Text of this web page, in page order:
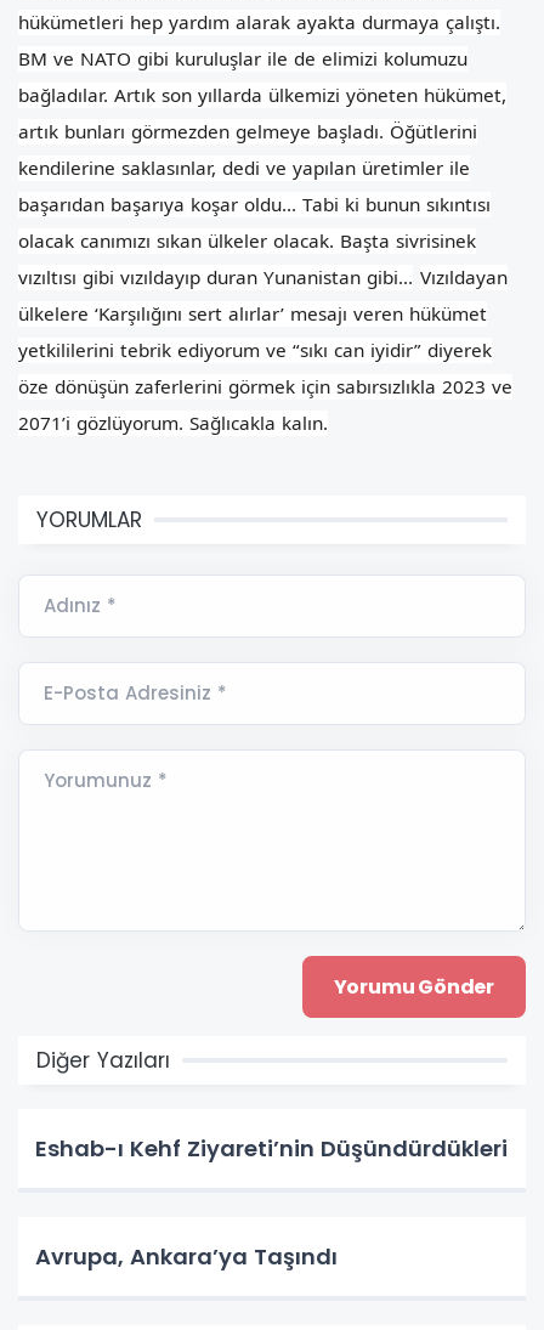
hükümetleri hep yardım alarak ayakta durmaya çalıştı.
BM ve NATO gibi kuruluşlar ile de elimizi kolumuzu
bağladılar. Artık son yıllarda ülkemizi yöneten hükümet,
artık bunları görmezden gelmeye başladı. Öğütlerini
kendilerine saklasınlar, dedi ve yapılan üretimler ile
başarıdan başarıya koşar oldu… Tabi ki bunun sıkıntısı
olacak canımızı sıkan ülkeler olacak. Başta sivrisinek
vızıltısı gibi vızıldayıp duran Yunanistan gibi… Vızıldayan
ülkelere ‘Karşılığını sert alırlar’ mesajı veren hükümet
yetkililerini tebrik ediyorum ve “sıkı can iyidir” diyerek
öze dönüşün zaferlerini görmek için sabırsızlıkla 2023 ve
2071’i gözlüyorum. Sağlıcakla kalın.
YORUMLAR
Adınız *
E-Posta Adresiniz *
Yorumunuz *
Diğer Yazıları
Eshab-ı Kehf Ziyareti’nin Düşündürdükleri
Avrupa, Ankara’ya Taşındı